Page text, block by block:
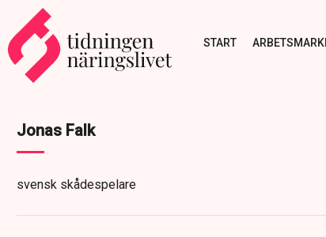
START
Jonas Falk
svensk skådespelare